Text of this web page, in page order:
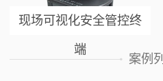
现场可视化安全管控终
端
案例